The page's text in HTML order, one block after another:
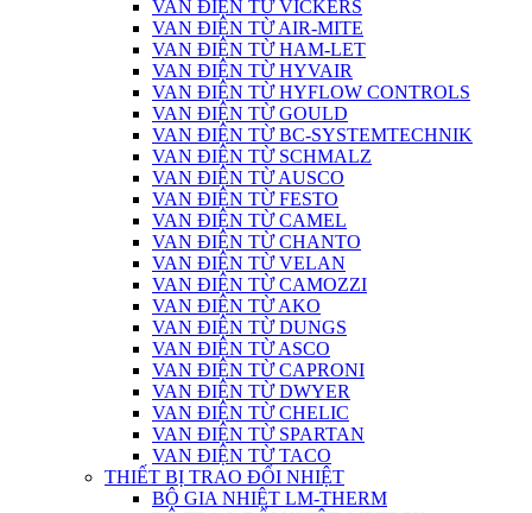
VAN ĐIỆN TỪ VICKERS
VAN ĐIỆN TỪ AIR-MITE
VAN ĐIỆN TỪ HAM-LET
VAN ĐIỆN TỪ HYVAIR
VAN ĐIỆN TỪ HYFLOW CONTROLS
VAN ĐIỆN TỪ GOULD
VAN ĐIỆN TỪ BC-SYSTEMTECHNIK
VAN ĐIỆN TỪ SCHMALZ
VAN ĐIỆN TỪ AUSCO
VAN ĐIỆN TỪ FESTO
VAN ĐIỆN TỪ CAMEL
VAN ĐIỆN TỪ CHANTO
VAN ĐIỆN TỪ VELAN
VAN ĐIỆN TỪ CAMOZZI
VAN ĐIỆN TỪ AKO
VAN ĐIỆN TỪ DUNGS
VAN ĐIỆN TỪ ASCO
VAN ĐIỆN TỪ CAPRONI
VAN ĐIỆN TỪ DWYER
VAN ĐIỆN TỪ CHELIC
VAN ĐIỆN TỪ SPARTAN
VAN ĐIỆN TỪ TACO
THIẾT BỊ TRAO ĐỔI NHIỆT
BỘ GIA NHIỆT LM-THERM